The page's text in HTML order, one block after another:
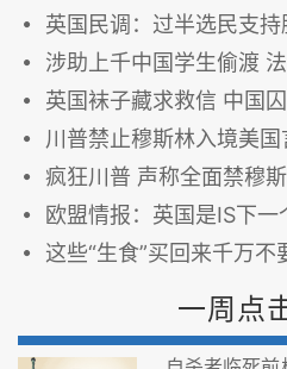
英国民调：过半选民支持
涉助上千中国学生偷渡
英国袜子藏求救信 中国
川普禁止穆斯林入境美国
疯狂川普 声称全面禁穆
欧盟情报：英国是IS下一
这些“生食”买回来千万不
一周点